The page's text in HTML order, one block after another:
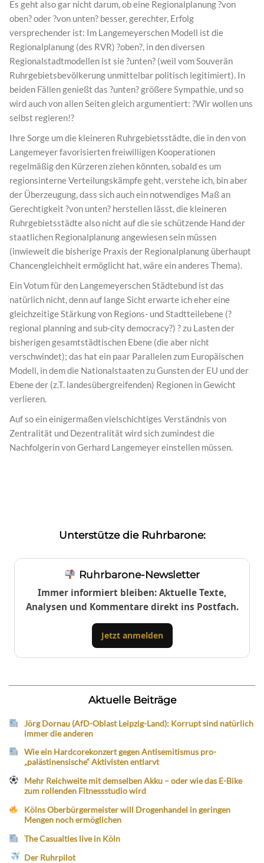
Es geht also gar nicht darum, ob eine Regionalplanung ?von
oben? oder ?von unten? besser, gerechter, Erfolg
versprechender ist: Im Langemeyerschen Modell ist die
Regionalplanung (des RVR) ?oben?, in den diversen
Regionalstadtmodellen ist sie ?unten? (weil vom Souverän
Ruhrgebietsbevölkerung unmittelbar politisch legitimiert). In
beiden Fällen genießt das ?unten? größere Sympathie, und so
wird auch von allen Seiten gleich argumentiert: ?Wir wollen uns
selbst regieren!?
Ihre Sorge um die kleineren Ruhrgebietsstädte, die in den von
Langemeyer favorisierten freiwilligen Kooperationen
regelmäßig den Kürzeren ziehen könnten, sobald es um
regionsinterne Verteilungskämpfe geht, verstehe ich, bin aber
der Überzeugung, dass sich auch ein notwendiges Maß an
Gerechtigkeit ?von unten? herstellen lässt, die kleineren
Ruhrgebietsstädte also nicht auf die sie schützende Hand der
staatlichen Regionalplanung angewiesen sein müssen
(inwieweit die bisherige Praxis der Regionalplanung überhaupt
Chancengleichheit ermöglicht hat, wäre ein anderes Thema).
Ein Votum für den Langemeyerschen Städtebund ist das
natürlich nicht, denn auf lange Sicht erwarte ich eher eine
gleichzeitige Stärkung von Regions- und Stadtteilebene (?
regional planning and sub-city democracy?) ? zu Lasten der
bisherigen gesamtstädtischen Ebene (die aber nicht
verschwindet); das hat ein paar Parallelen zum Europäischen
Modell, in dem die Nationalstaaten zu Gunsten der EU und der
Ebene der (z.T. landesübergreifenden) Regionen in Gewicht
verlieren.
Auf so ein einigermaßen vielschichtiges Verständnis von
Zentralität und Dezentralität wird sich zumindest die
Nachfolgerin von Gerhard Langemeyer einstellen müssen.
Unterstütze die Ruhrbarone:
Ruhrbarone-Newsletter
Immer informiert bleiben: Aktuelle Texte,
Analysen und Kommentare direkt ins Postfach.
Jetzt anmelden
Aktuelle Beiträge
Jörg Dornau (AfD-Oblast Leipzig-Land): Korrupt sind natürlich
immer die anderen
Wie ein Hardcorekonzert gegen Antisemitismus pro-
„palästinensische“ Aktivisten entlarvt
Mehr Reichweite mit demselben Akku – oder wie das E-Bike
zum rollenden Fitnessstudio wird
Kölns Oberbürgermeister will Drogenhandel in geringen
Mengen noch ermöglichen
The Casualties live in Köln
Der Ruhrpilot